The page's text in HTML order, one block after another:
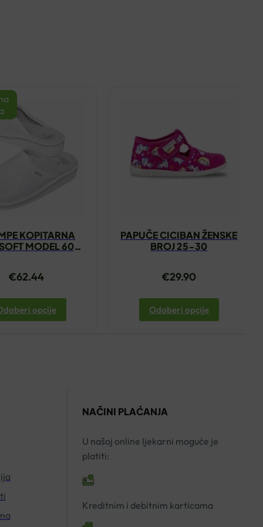
KOPITARNA
MODEL 601
€62.44
opcije
PAPUČE CICIBAN ŽENSKE
BROJ 25-30
€29.90
Odaberi opcije
NAČINI PLAĆANJA
U našoj online ljekarni moguće je
platiti:
Kreditnim i debitnim karticama